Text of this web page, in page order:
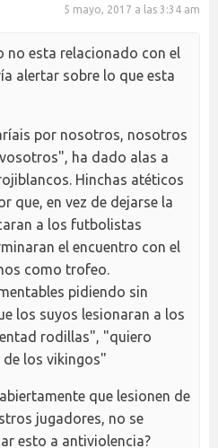
5 mayo, 2017 a las 3:34 am
no esta relacionado con el
alertar sobre lo que esta
por nosotros, nosotros
ha dado alas a
Hinchas atéticos
que, en vez de dejarse la
a los futbolistas
el encuentro con el
como trofeo.
pidiendo sin
los suyos lesionaran a los
rodillas", "quiero
de los vikingos"
que lesionen de
jugadores, no se
esto a antiviolencia?